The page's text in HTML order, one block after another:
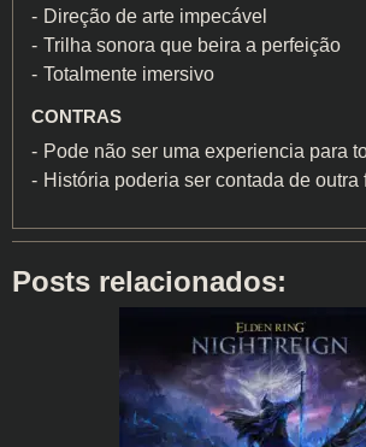
Direção de arte impecável
Trilha sonora que beira a perfeição
Totalmente imersivo
CONTRAS
Pode não ser uma experiencia para
História poderia ser contada de outra
Posts relacionados: